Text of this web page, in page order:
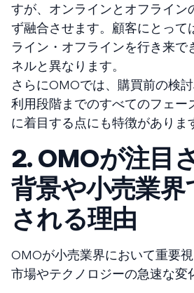
すが、オンラインとオフライン
ず融合させます。顧客にとって
ライン・オフラインを行き来で
ネルと異なります。
さらにOMOでは、購買前の検
利用段階までのすべてのフェー
に着目する点にも特徴がありま
2. OMOが注目
背景や小売業界
される理由
OMOが小売業界において重要視
市場やテクノロジーの急速な変